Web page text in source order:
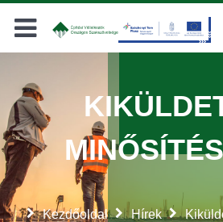
Keresés
Kezdőoldal Hírek